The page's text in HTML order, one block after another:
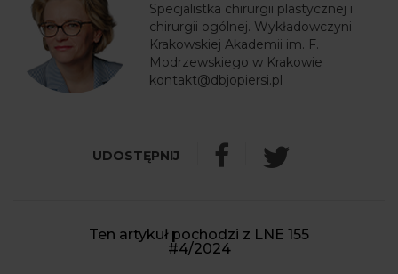
Specjalistka chirurgii plastycznej i
chirurgii ogólnej. Wykładowczyni
Krakowskiej Akademii im. F.
Modrzewskiego w Krakowie
kontakt@dbjopiersi.pl
Ten artykuł pochodzi z LNE 155
#4/2024